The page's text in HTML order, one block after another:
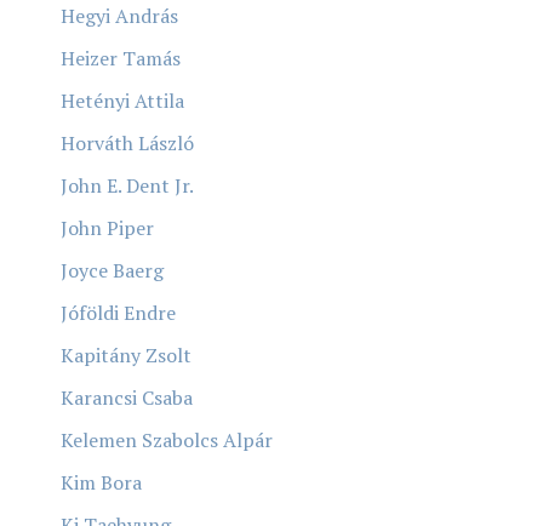
Hegyi András
Heizer Tamás
Hetényi Attila
Horváth László
John E. Dent Jr.
John Piper
Joyce Baerg
Jóföldi Endre
Kapitány Zsolt
Karancsi Csaba
Kelemen Szabolcs Alpár
Kim Bora